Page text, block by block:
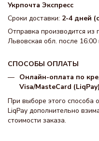
Укрпочта Экспресс
Сроки доставки: 2-4 дней
Отправка производится из
Львовская обл. после
СПОСОБЫ ОПЛАТЫ
Онлайн-оплата по
Visa/MasteCard (LiqPay)
При выборе этого способа
LiqPay дополнительно
стоимости заказа.